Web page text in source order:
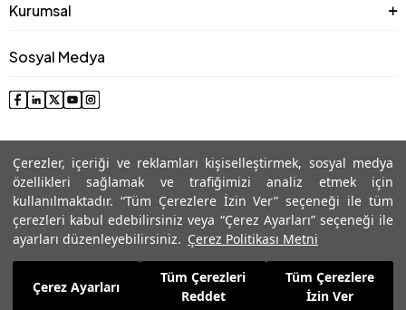
Çerezler, içeriği ve reklamları kişiselleştirmek, sosyal medya
özellikleri sağlamak ve trafiğimizi analiz etmek için
kullanılmaktadır. “Tüm Çerezlere İzin Ver” seçeneği ile tüm
çerezleri kabul edebilirsiniz veya “Çerez Ayarları” seçeneği ile
ayarları düzenleyebilirsiniz. Çerez Politikası Metni
Çerez Ayarları
Tüm Çerezleri
Reddet
Tüm Çerezlere
İzin Ver
4.799,99TL
3.359,99 Sepete Ekle
Kurumsal
Sosyal Medya
© 2025 Roman® Tüm Hakları Saklıdır, İzinsiz kullanılamaz